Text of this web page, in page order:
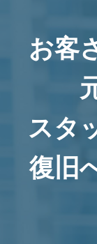
お客
スタ
復旧